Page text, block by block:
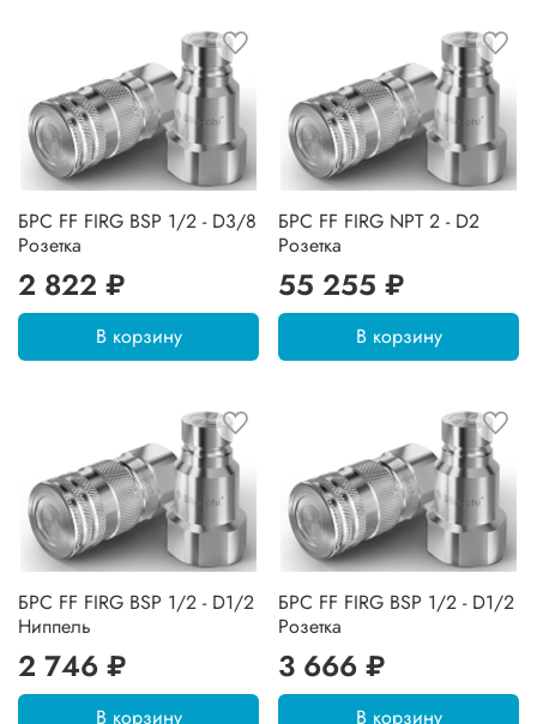
БРС FF FIRG BSP 1/2 - D3/8
Розетка
2 822 ₽
В корзину
БРС FF FIRG NPT 2 - D2
Розетка
55 255 ₽
В корзину
БРС FF FIRG BSP 1/2 - D1/2
Ниппель
2 746 ₽
В корзину
БРС FF FIRG BSP 1/2 - D1/2
Розетка
3 666 ₽
В корзину